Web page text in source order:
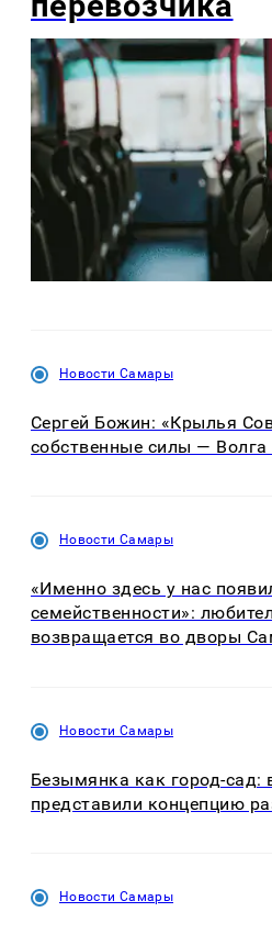
Новости Самары
Сергей Божин: «Крылья
собственные силы —
Новости Самары
«Именно здесь у нас
семейственности»:
возвращается во дворы
Новости Самары
Безымянка как город-сад:
представили концепцию
Новости Самары